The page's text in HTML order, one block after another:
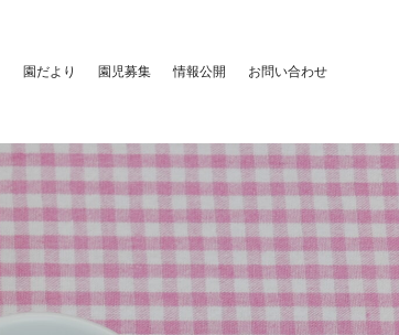
園だより 園児募集 情報公開 お問い合わせ